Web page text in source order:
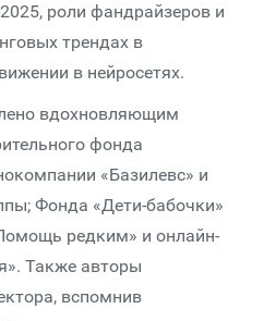
роли фандрайзеров и
трендах в
в нейросетях.
вдохновляющим
фонда
«Базилевс» и
Фонда «Дети-бабочки»
редким» и онлайн-
Также авторы
вспомнив